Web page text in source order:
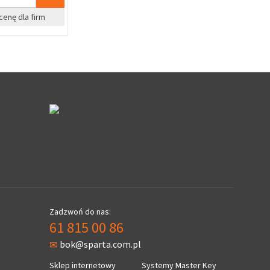
dla firm
Zadzwoń do nas:
61 815 00 86
bok@sparta.com.pl
Sklep internetowy Systemy Master Key